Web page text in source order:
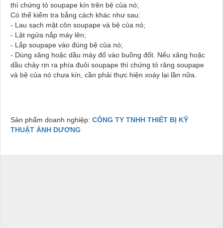
thì chứng tỏ soupape kín trên bệ của nó;
Có thể kiểm tra bằng cách khác như sau:
- Lau sạch mặt côn soupape và bệ của nó;
- Lật ngửa nắp máy lên;
- Lắp soupape vào đúng bệ của nó;
- Dùng xăng hoặc dầu máy đổ vào buồng đốt. Nếu xăng hoặc
dầu chảy rịn ra phía đuôi soupape thì chứng tỏ răng soupape
và bệ của nó chưa kín, cần phải thực hiện xoáy lại lần nữa.
Sản phẩm doanh nghiệp: CÔNG TY TNHH THIẾT BỊ KỸ
THUẬT ÁNH DƯƠNG